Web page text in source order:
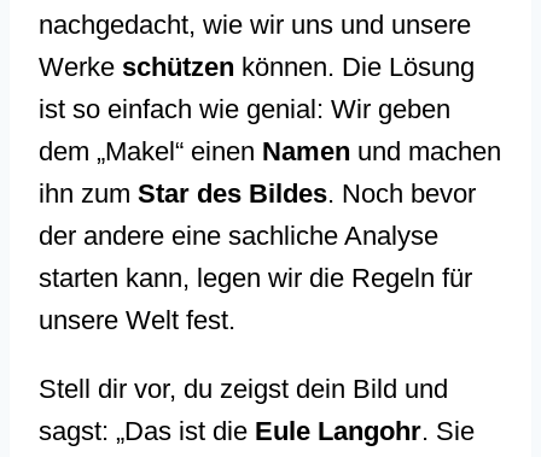
nachgedacht, wie wir uns und unsere
Werke schützen können. Die Lösung
ist so einfach wie genial: Wir geben
dem „Makel“ einen Namen und machen
ihn zum Star des Bildes. Noch bevor
der andere eine sachliche Analyse
starten kann, legen wir die Regeln für
unsere Welt fest.
Stell dir vor, du zeigst dein Bild und
sagst: „Das ist die Eule Langohr. Sie